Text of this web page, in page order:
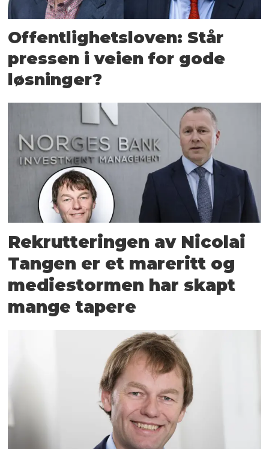
Offentlighetsloven: Står
pressen i veien for gode
løsninger?
Rekrutteringen av Nicolai
Tangen er et mareritt og
medie­stormen har skapt
mange tapere